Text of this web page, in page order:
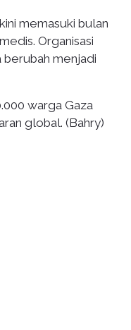
memasuki bulan
Organisasi
berubah menjadi
warga Gaza
global. (Bahry)